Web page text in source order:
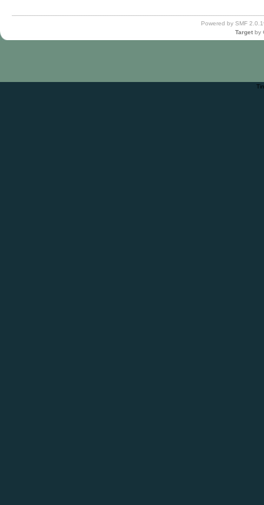
Powered by SMF
Target by